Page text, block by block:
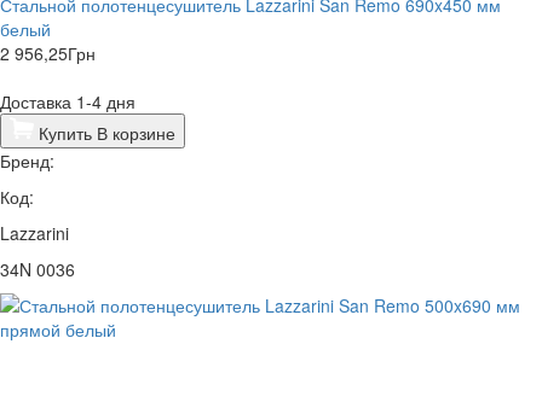
Стальной полотенцесушитель Lazzarini San Remo 690x450 мм
белый
2 956,25Грн
Доставка 1-4 дня
Купить В корзине
Бренд:
Код:
Lazzarini
34N 0036